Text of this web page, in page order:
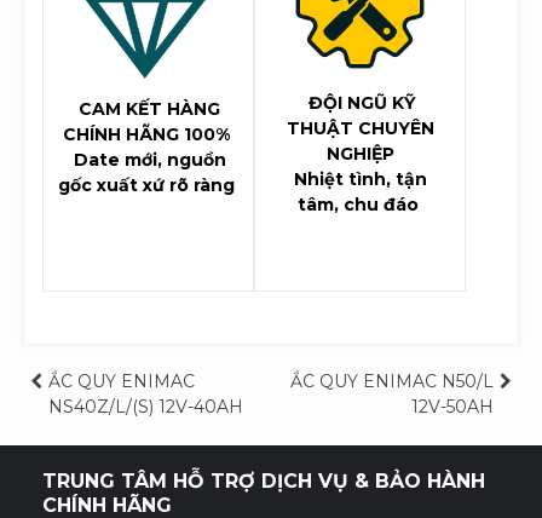
CAM KẾT HÀNG
CHÍNH HÃNG 100%
Date mới, nguồn
gốc xuất xứ rõ ràng
ĐỘI NGŨ KỸ
THUẬT CHUYÊN
NGHIỆP
Nhiệt tình, tận
tâm, chu đáo
Điều
hướng
bài
ẮC QUY ENIMAC
NS40Z/L/(S) 12V-40AH
ẮC QUY ENIMAC N50/L
12V-50AH
TRUNG TÂM HỖ TRỢ DỊCH VỤ & BẢO HÀNH
CHÍNH HÃNG